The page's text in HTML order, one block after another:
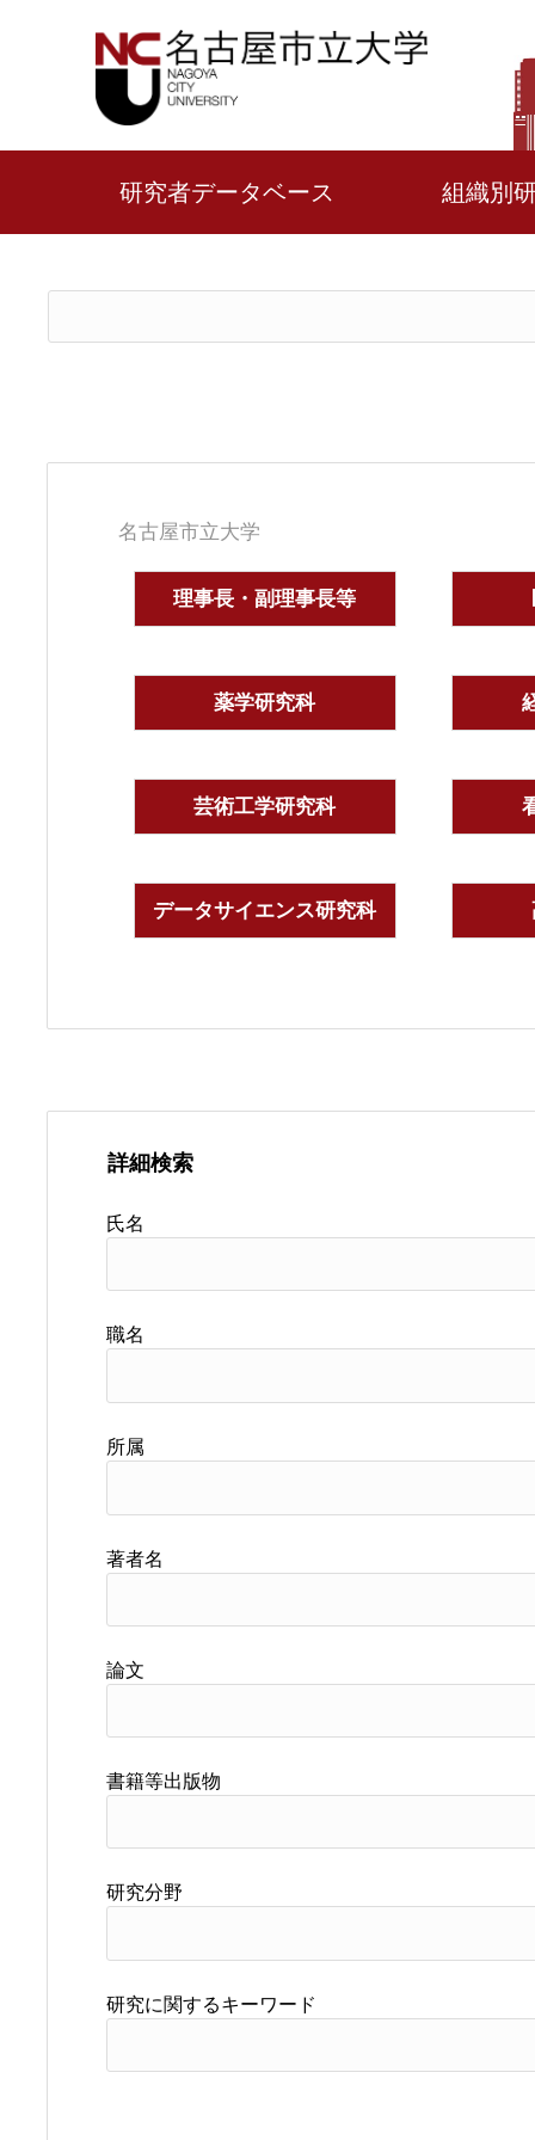
研究者データベース 組織別
名古屋市立大学
理事長・副理事長等
薬学研究科
芸術工学研究科
データサイエンス研究科
詳細検索
氏名
職名
所属
著者名
論文
書籍等出版物
研究分野
研究に関するキーワード